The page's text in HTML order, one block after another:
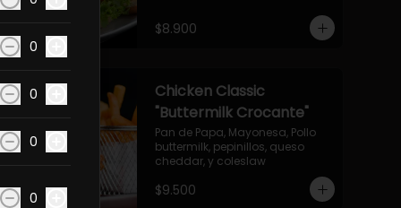
$8.900
Chicken Classic
"Buttermilk Crocante"
Pan de Papa, Mayonesa, Pollo
buttermilk, pepinillos, queso
cheddar, y coleslaw
$9.500
0
0
0
0